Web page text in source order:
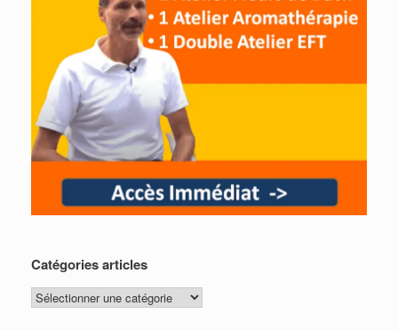
Catégories articles
Catégories
articles